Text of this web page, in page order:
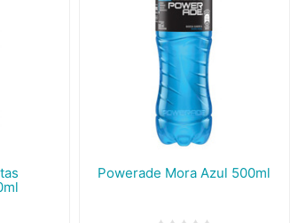
Powerade Mora Azul 500ml